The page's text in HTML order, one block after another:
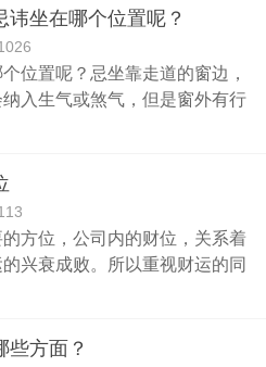
坐在哪个位置呢？
位置呢？忌坐靠走道的窗边，
入生气或煞气，但是窗外有行
方位，公司内的财位，关系着
兴衰成败。所以重视财运的同
些方面？